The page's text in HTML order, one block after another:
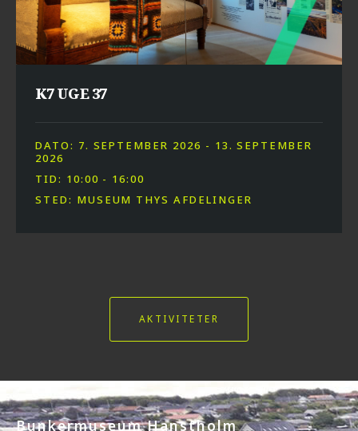
K7 UGE 37
DATO: 7. SEPTEMBER 2026 - 13. SEPTEMBER
2026
TID: 10:00 - 16:00
STED: MUSEUM THYS AFDELINGER
AKTIVITETER
Kom og besøg os
PLANLÆG DIT BESØG
Bunkermuseum Hanstholm